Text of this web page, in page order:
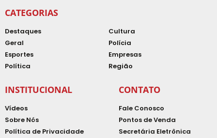
CATEGORIAS
Destaques
Geral
Esportes
Política
Cultura
Polícia
Empresas
Região
INSTITUCIONAL
Vídeos
Sobre Nós
Política de Privacidade
CONTATO
Fale Conosco
Pontos de Venda
Secretária Eletrônica